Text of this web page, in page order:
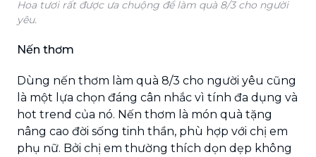
Hoa tươi rất được ưa chuộng để làm quà 8/3 cho người
yêu.
Nến thơm
Dùng nến thơm làm quà 8/3 cho người yêu cũng
là một lựa chọn đáng cân nhắc vì tính đa dụng và
hot trend của nó. Nến thơm là món quà tặng
nâng cao đời sống tinh thần, phù hợp với chị em
phụ nữ. Bởi chị em thường thích dọn dẹp không